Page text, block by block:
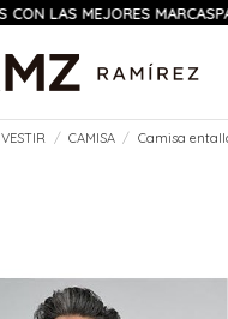
LAS MEJORES MARCAS
CAMISA
Camisa